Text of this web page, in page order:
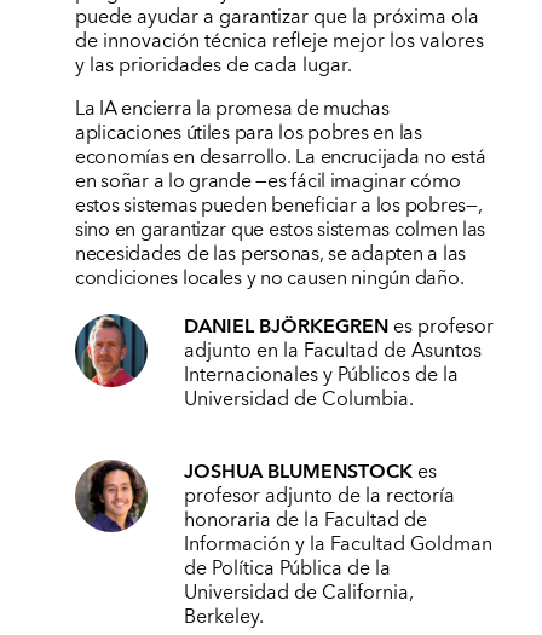
puede ayudar a garantizar que la próxima ola
de innovación técnica refleje mejor los valores
y las prioridades de cada lugar.
La IA encierra la promesa de muchas
aplicaciones útiles para los pobres en las
economías en desarrollo. La encrucijada no está
en soñar a lo grande —es fácil imaginar cómo
estos sistemas pueden beneficiar a los pobres—,
sino en garantizar que estos sistemas colmen las
necesidades de las personas, se adapten a las
condiciones locales y no causen ningún daño.
DANIEL BJÖRKEGRENes profesor
adjunto en la Facultad de Asuntos
Internacionales y Públicos de la
Universidad de Columbia.
JOSHUA BLUMENSTOCKes
profesor adjunto de la rectoría
honoraria de la Facultad de
Información y la Facultad Goldman
de Política Pública de la
Universidad de California,
Berkeley.